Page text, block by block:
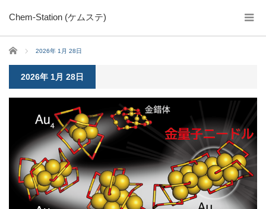
Chem-Station (ケムステ)
ホーム 2026年 1月 28日
2026年 1月 28日